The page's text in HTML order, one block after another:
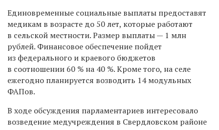
Единовременные социальные выплаты предоставят
медикам в возрасте до 50 лет, которые работают
в сельской местности. Размер выплаты — 1 млн
рублей. Финансовое обеспечение пойдет
из федерального и краевого бюджетов
в соотношении 60 % на 40 %. Кроме того, на селе
ежегодно планируется возводить 14 модульных
ФАПов.
В ходе обсуждения парламентариев интересовало
возведение медучреждения в Свердловском районе